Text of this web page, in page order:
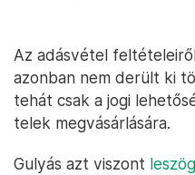
Az adásvétel
azonban nem derült ki
tehát csak a jogi
telek megvásárlására.
Gulyás azt viszont